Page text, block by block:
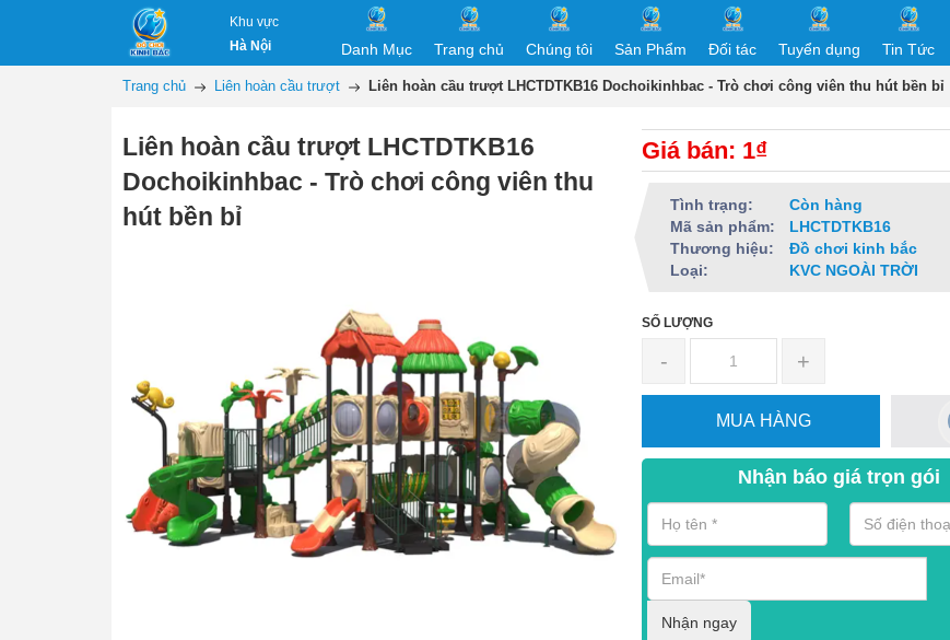
Khu vực
Hà Nội
Danh Mục Trang chủ Chúng tôi Sản Phẩm Đối tác Tuyển dụng Tin Tức
Trang chủ Liên hoàn cầu trượt Liên hoàn cầu trượt LHCTDTKB16 Dochoikinhbac - Trò chơi công viên thu hút bền bỉ
Liên hoàn cầu trượt LHCTDTKB16
Dochoikinhbac - Trò chơi công viên thu
hút bền bỉ
Giá bán: 1₫
Tình trạng:
Còn hàng
Mã sản phẩm:
LHCTDTKB16
Thương hiệu:
Đồ chơi kinh bắc
Loại:
KVC NGOÀI TRỜI
SỐ LƯỢNG
- +
MUA HÀNG
Nhận báo giá trọn gói
Nhận ngay